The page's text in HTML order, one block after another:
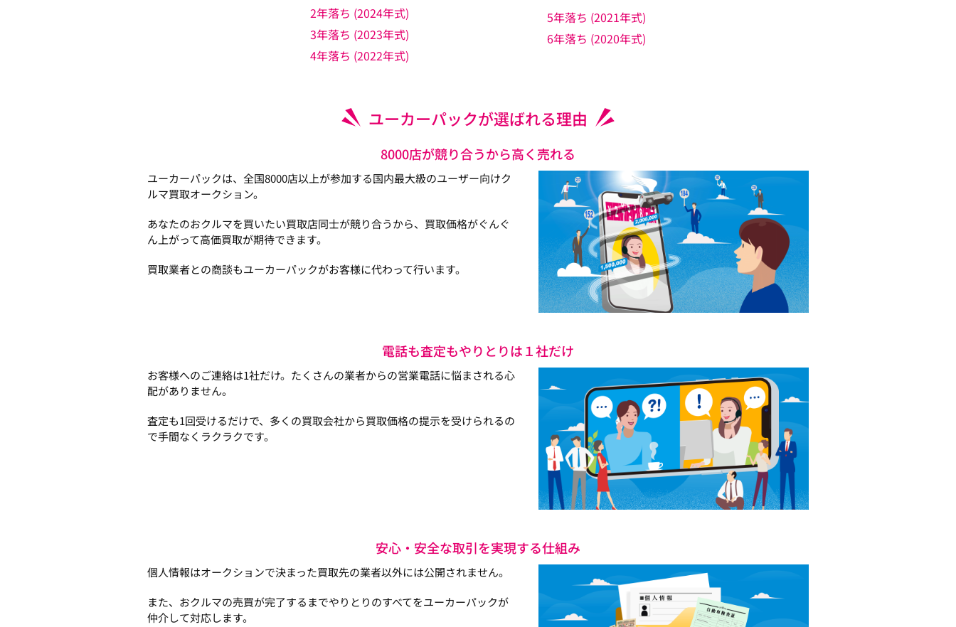
2年落ち (2024年式)
3年落ち (2023年式)
4年落ち (2022年式)
5年落ち (2021年式)
6年落ち (2020年式)
ユーカーパックが選ばれる理由
8000店が競り合うから高く売れる
ユーカーパックは、全国8000店以上が参加する国内最大級のユーザー向けク
ルマ買取オークション。
あなたのおクルマを買いたい買取店同士が競り合うから、買取価格がぐんぐ
ん上がって高価買取が期待できます。
買取業者との商談もユーカーパックがお客様に代わって行います。
電話も査定もやりとりは１社だけ
お客様へのご連絡は1社だけ。たくさんの業者からの営業電話に悩まされる心
配がありません。
査定も1回受けるだけで、多くの買取会社から買取価格の提示を受けられるの
で手間なくラクラクです。
安心・安全な取引を実現する仕組み
個人情報はオークションで決まった買取先の業者以外には公開されません。
また、おクルマの売買が完了するまでやりとりのすべてをユーカーパックが
仲介して対応します。